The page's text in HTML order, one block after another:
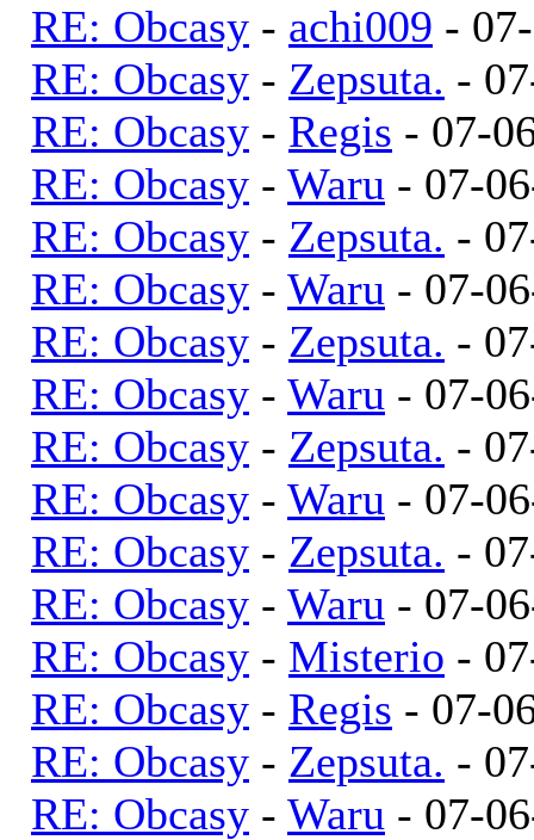
RE: Obcasy - achi009 -
RE: Obcasy - Zepsuta. -
RE: Obcasy - Regis - 07-
RE: Obcasy - Waru - 07-
RE: Obcasy - Zepsuta. -
RE: Obcasy - Waru - 07-
RE: Obcasy - Zepsuta. -
RE: Obcasy - Waru - 07-
RE: Obcasy - Zepsuta. -
RE: Obcasy - Waru - 07-
RE: Obcasy - Zepsuta. -
RE: Obcasy - Waru - 07-
RE: Obcasy - Misterio -
RE: Obcasy - Regis - 07-
RE: Obcasy - Zepsuta. -
RE: Obcasy - Waru - 07-